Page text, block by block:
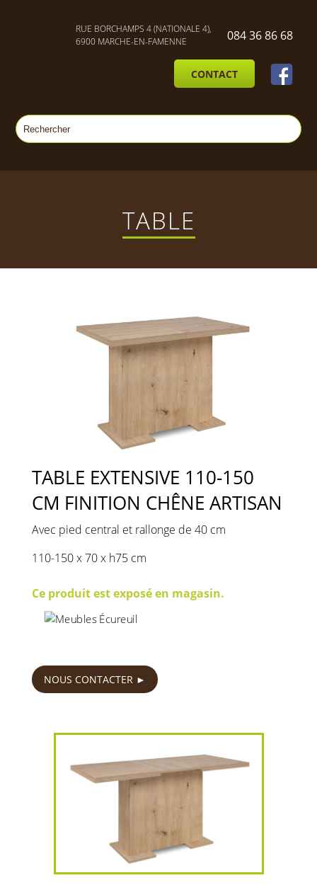
RUE BORCHAMPS 4 (NATIONALE 4),
6900 MARCHE-EN-FAMENNE
084 36 86 68
CONTACT
TABLE
TABLE EXTENSIVE 110-150
CM FINITION CHÊNE ARTISAN
Avec pied central et rallonge de 40 cm
110-150 x 70 x h75 cm
Ce produit est exposé en magasin.
NOUS CONTACTER